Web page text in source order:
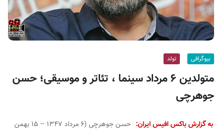
بیوگرافی تولد
متولدین ۶ مرداد سینما ، تئاتر و موسیقی؛ حسن
جوهرچی
به گزارش باکس افیس ایران:
حسن جوهرچی (۶ مرداد ۱۳۴۷ – ۱۵ بهمن